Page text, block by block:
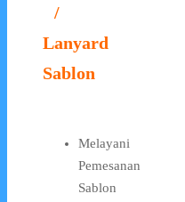
/
Lanyard
Sablon
Melayani
Pemesanan
Sablon